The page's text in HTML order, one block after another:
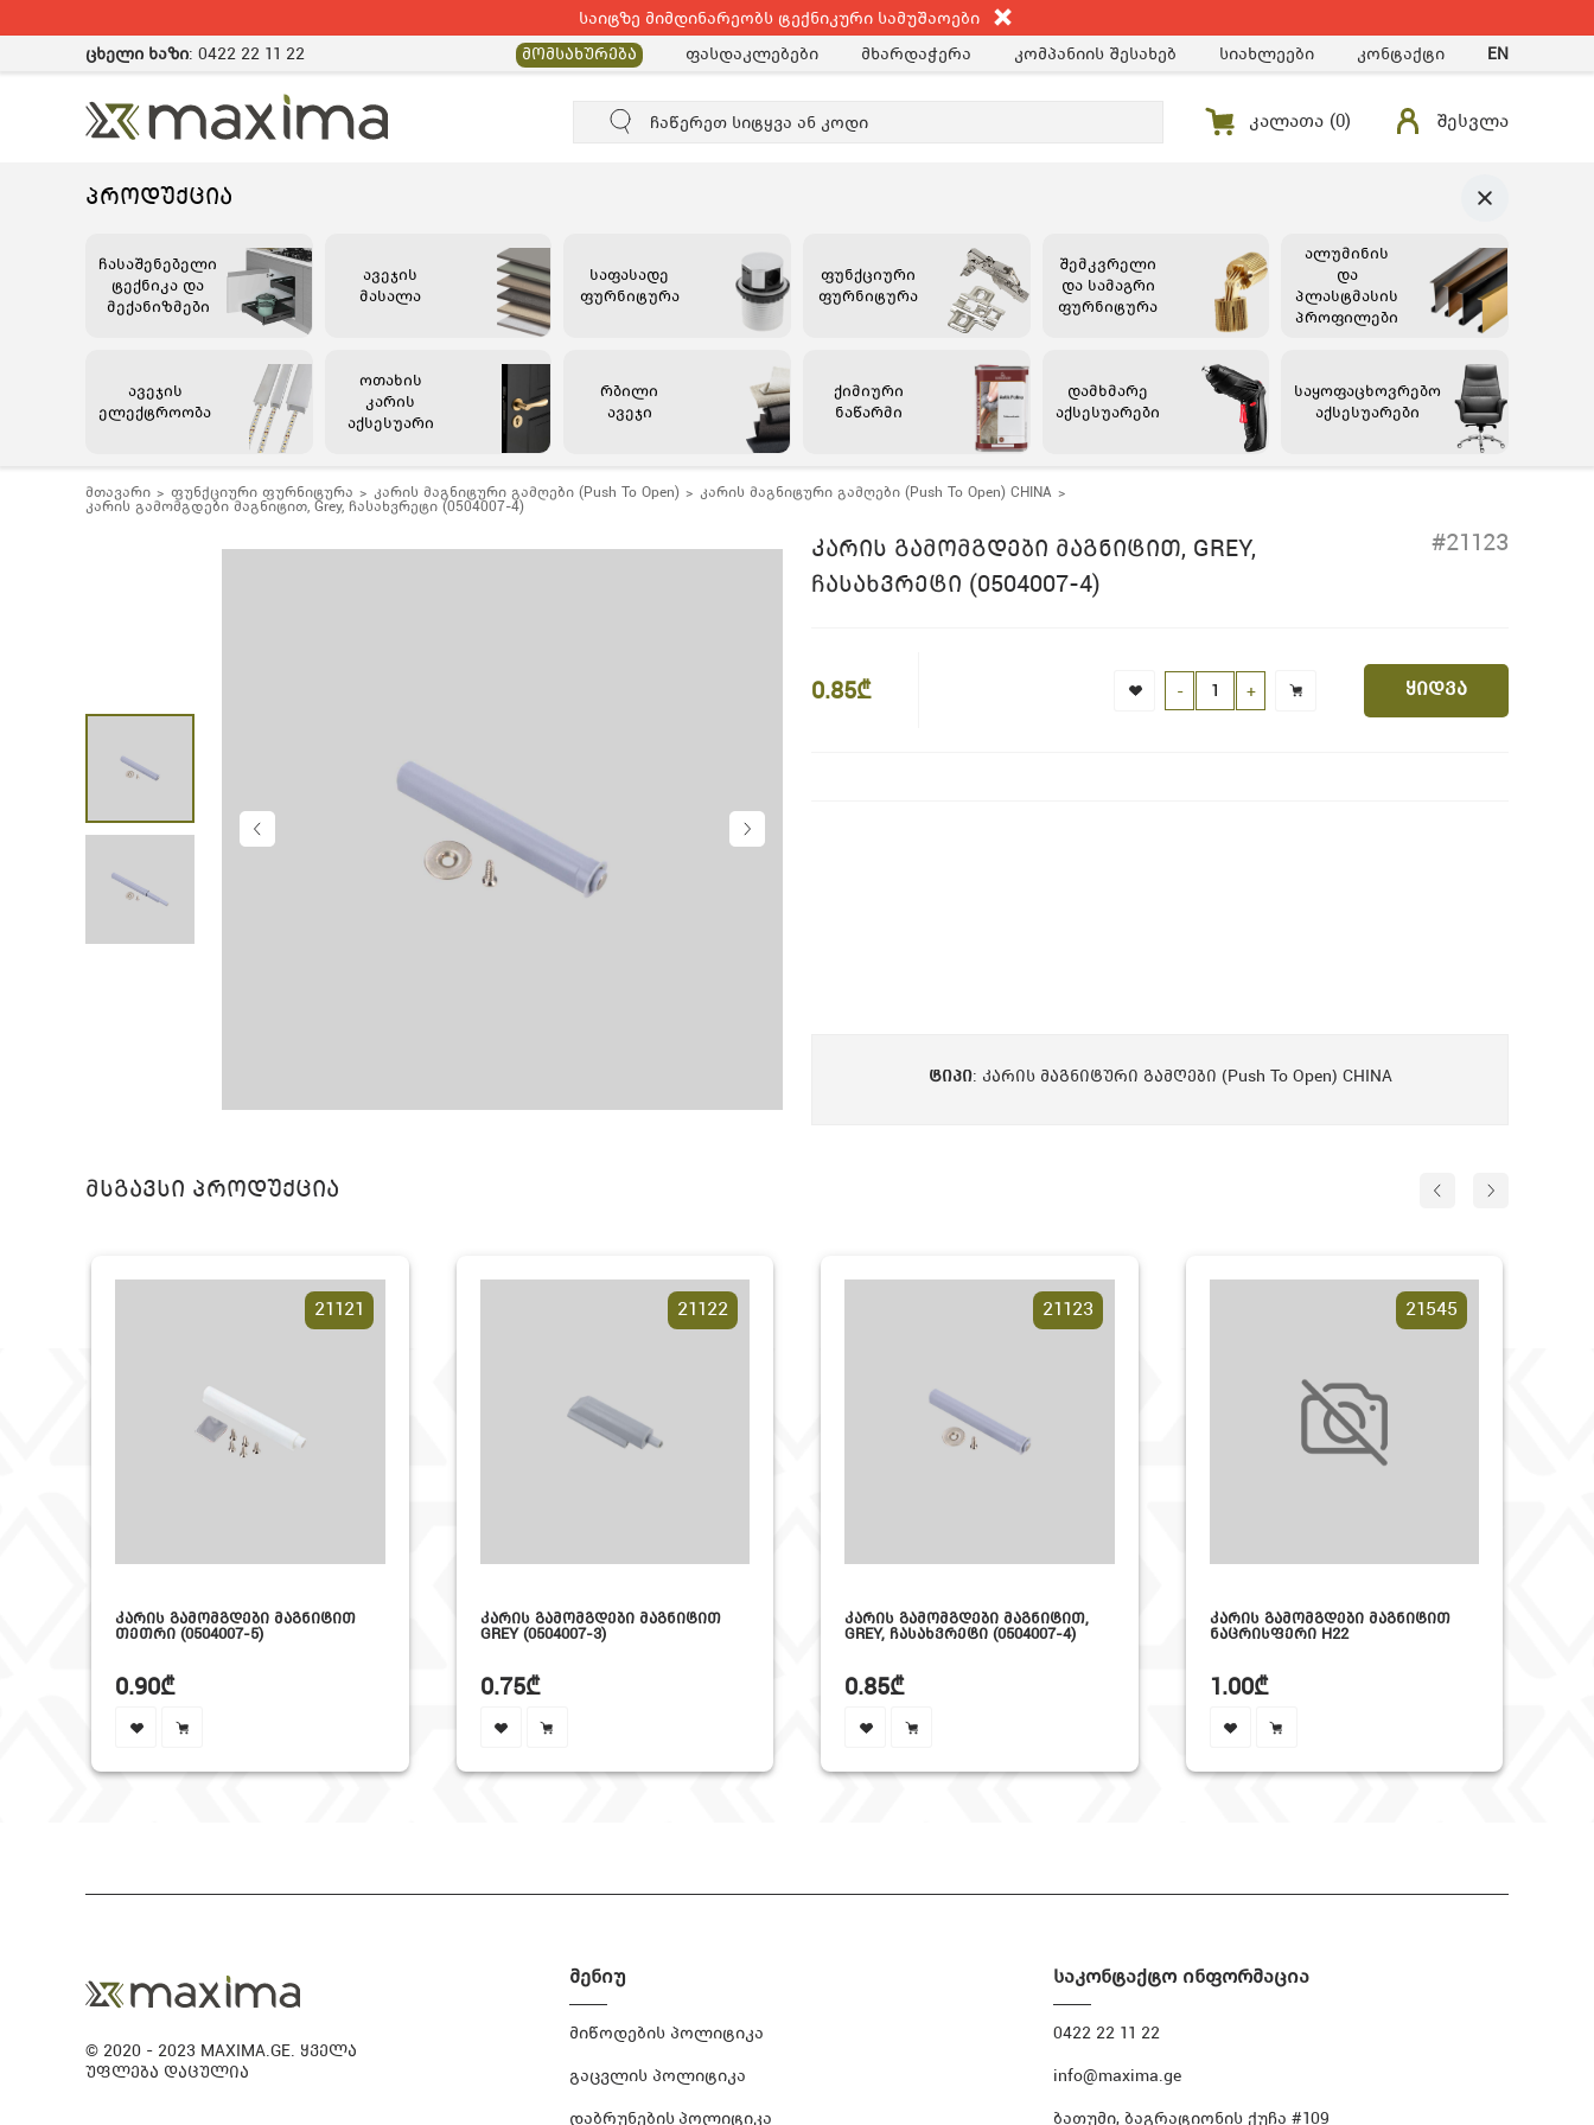
საიტზე მიმდინარეობს ტექნიკური სამუშაოები
ცხელი ხაზი: 0422 22 11 22 მომსახურება ფასდაკლებები მხარდაჭერა კომპანიის შესახებ სიახლეები კონტაქტი EN
კალათა (0) შესვლა
ᲞᲠᲝᲓᲣᲥᲪᲘᲐ
ჩასაშენებელი
ტექნიკა და
მექანიზმები
ავეჯის
მასალა
საფასადე
ფურნიტურა
ფუნქციური
ფურნიტურა
შემკვრელი
და სამაგრი
ფურნიტურა
ალუმინის
და
პლასტმასის
პროფილები
ავეჯის
ელექტროობა
ოთახის
კარის
აქსესუარი
რბილი
ავეჯი
ქიმიური
ნაწარმი
დამხმარე
აქსესუარები
საყოფაცხოვრებო
აქსესუარები
მთავარი ფუნქციური ფურნიტურა კარის მაგნიტური გამღები (Push To Open)
კარის მაგნიტური გამღები (Push To Open) CHINA
კარის გამომგდები მაგნიტით, Grey, ჩასახვრეტი (0504007-4)
ᲙᲐᲠᲘᲡ ᲒᲐᲛᲝᲛᲒᲓᲔᲑᲘ ᲛᲐᲒᲜᲘᲢᲘᲗ, GREY,
ᲩᲐᲡᲐᲮᲕᲠᲔᲢᲘ (0504007-4)
#21123
0.85₾ - + ყიდვა
ᲢᲘᲞᲘ: კარის მაგნიტური გამღები (Push To Open) CHINA
მსგავსი პროდუქცია
21121
ᲙᲐᲠᲘᲡ ᲒᲐᲛᲝᲛᲒᲓᲔᲑᲘ ᲛᲐᲒᲜᲘᲢᲘᲗ
ᲗᲔᲗᲠᲘ (0504007-5)
0.90₾
21122
ᲙᲐᲠᲘᲡ ᲒᲐᲛᲝᲛᲒᲓᲔᲑᲘ ᲛᲐᲒᲜᲘᲢᲘᲗ
GREY (0504007-3)
0.75₾
21123
ᲙᲐᲠᲘᲡ ᲒᲐᲛᲝᲛᲒᲓᲔᲑᲘ ᲛᲐᲒᲜᲘᲢᲘᲗ,
GREY, ᲩᲐᲡᲐᲮᲕᲠᲔᲢᲘ (0504007-4)
0.85₾
21545
ᲙᲐᲠᲘᲡ ᲒᲐᲛᲝᲛᲒᲓᲔᲑᲘ ᲛᲐᲒᲜᲘᲢᲘᲗ
ᲜᲐᲪᲠᲘᲡᲤᲔᲠᲘ H22
1.00₾
© 2020 - 2023 MAXIMA.GE. ყველა
უფლება დაცულია
მენიუ
მიწოდების პოლიტიკა
გაცვლის პოლიტიკა
დაბრუნების პოლიტიკა
საკონტაქტო ინფორმაცია
0422 22 11 22
info@maxima.ge
ბათუმი, ბაგრატიონის ქუჩა #109